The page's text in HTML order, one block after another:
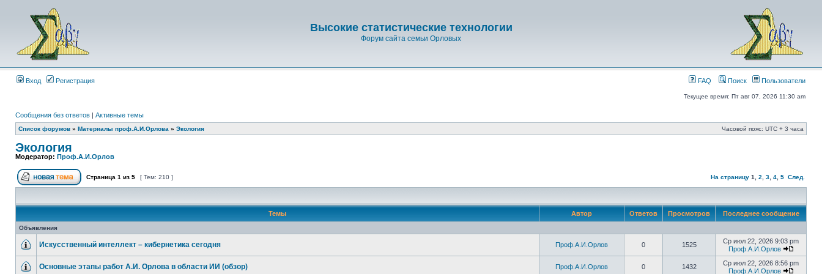
Высокие статистические технологии
Форум сайта семьи Орловых
Вход Регистрация FAQ Поиск Пользователи
Текущее время: Пт авг 07, 2026 11:30 am
Сообщения без ответов | Активные темы
Список форумов » Материалы проф.А.И.Орлова » Экология Часовой пояс: UTC + 3 часа
Экология
Модератор: Проф.А.И.Орлов
Страница 1 из 5 [ Тем: 210 ] На страницу 1 2 3 4 5 След.
Темы Автор Ответов Просмотров Последнее сообщение
Объявления
Искусственный интеллект – кибернетика сегодня Проф.А.И.Орлов 0 1525
Ср июл 22, 2026 9:03 pm
Проф.А.И.Орлов
Основные этапы работ А.И. Орлова в области ИИ (обзор) Проф.А.И.Орлов 0 1432
Ср июл 22, 2026 8:56 pm
Проф.А.И.Орлов